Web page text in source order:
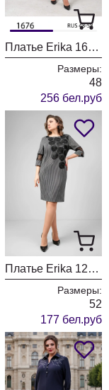
Платье Erika 1676 черный
Размеры:
48
256 бел.руб
Платье Erika 1282-4
Размеры:
52
177 бел.руб